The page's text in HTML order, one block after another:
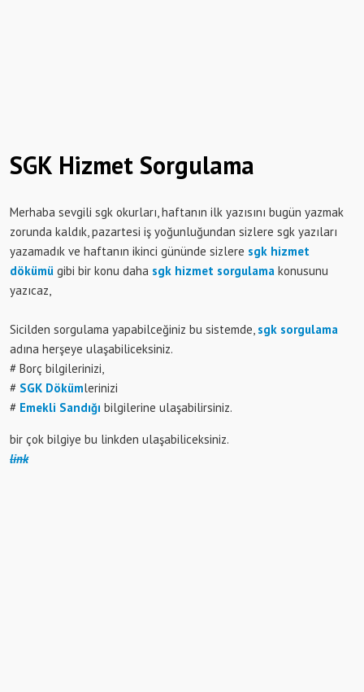
SGK Hizmet Sorgulama
Merhaba sevgili sgk okurları, haftanın ilk yazısını bugün yazmak
zorunda kaldık, pazartesi iş yoğunluğundan sizlere sgk yazıları
yazamadık ve haftanın ikinci gününde sizlere sgk hizmet
dökümü gibi bir konu daha sgk hizmet sorgulama konusunu
yazıcaz,
Sicilden sorgulama yapabilceğiniz bu sistemde, sgk sorgulama
adına herşeye ulaşabiliceksiniz.
# Borç bilgilerinizi,
# SGK Dökümlerinizi
# Emekli Sandığı bilgilerine ulaşabilirsiniz.
bir çok bilgiye bu linkden ulaşabiliceksiniz.
link